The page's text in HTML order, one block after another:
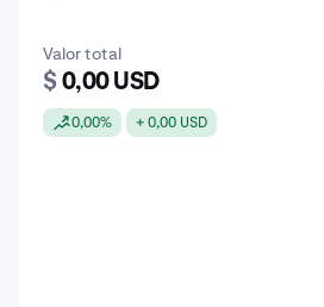
Valor total
$ 0,00 USD
0,00% + 0,00 USD